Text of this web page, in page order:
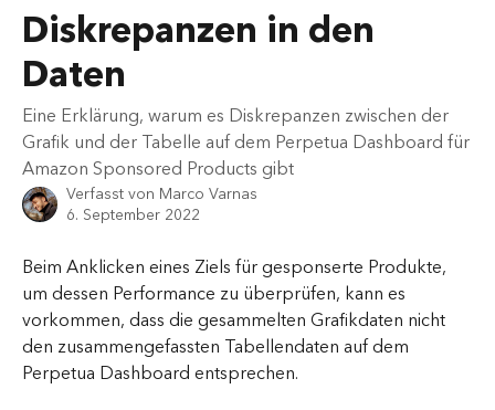
Diskrepanzen in den
Daten
Eine Erklärung, warum es Diskrepanzen zwischen der
Grafik und der Tabelle auf dem Perpetua Dashboard für
Amazon Sponsored Products gibt
Verfasst von Marco Varnas
6. September 2022
Beim Anklicken eines Ziels für gesponserte Produkte,
um dessen Performance zu überprüfen, kann es
vorkommen, dass die gesammelten Grafikdaten nicht
den zusammengefassten Tabellendaten auf dem
Perpetua Dashboard entsprechen.